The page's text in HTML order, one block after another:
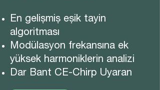
En gelişmiş eşik tayin
algoritması
Modülasyon frekansına ek
yüksek harmoniklerin analizi
Dar Bant CE-Chirp Uyaran